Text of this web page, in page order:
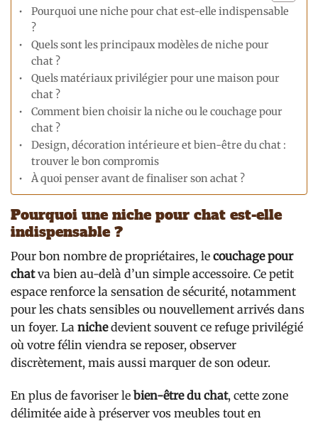
Pourquoi une niche pour chat est-elle indispensable
?
Quels sont les principaux modèles de niche pour
chat ?
Quels matériaux privilégier pour une maison pour
chat ?
Comment bien choisir la niche ou le couchage pour
chat ?
Design, décoration intérieure et bien-être du chat :
trouver le bon compromis
À quoi penser avant de finaliser son achat ?
Pourquoi une niche pour chat est-elle
indispensable ?
Pour bon nombre de propriétaires, le couchage pour
chatva bien au-delà d’un simple accessoire. Ce petit
espace renforce la sensation de sécurité, notamment
pour les chats sensibles ou nouvellement arrivés dans
un foyer. La nichedevient souvent ce refuge privilégié
où votre félin viendra se reposer, observer
discrètement, mais aussi marquer de son odeur.
En plus de favoriser le bien-être du chat, cette zone
délimitée aide à préserver vos meubles tout en